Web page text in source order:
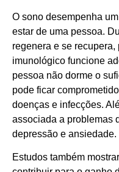
O sono desempenha
estar de uma pessoa.
regenera e se
imunológico funcione
pessoa não dorme o
pode ficar
doenças e infecções.
associada a problemas
depressão e ansiedade.
Estudos também